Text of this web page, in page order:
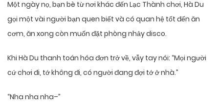
Một ngày nọ, bạn bè từ nơi khác đến Lạc Thành chơi, Hà Du
gọi một vài người bạn quen biết và có quan hệ tốt đến ăn
cơm, ăn xong còn muốn đặt phòng nhảy disco.
Khi Hà Du thanh toán hóa đơn trở về, vẫy tay nói: “Mọi người
cứ chơi đi, tớ không đi, có người đang đợi tớ ở nhà.”
“Nha nha nha–”